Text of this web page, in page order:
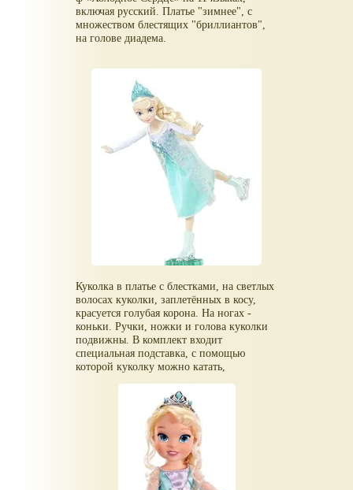
включая русский. Платье "зимнее", с
множеством блестящих "бриллиантов",
на голове диадема.
Куколка в платье с блестками, на светлых
волосах куколки, заплетённых в косу,
красуется голубая корона. На ногах -
коньки. Ручки, ножки и голова куколки
подвижны. В комплект входит
специальная подставка, с помощью
которой куколку можно катать,
Есть и Эльза, и Анна.